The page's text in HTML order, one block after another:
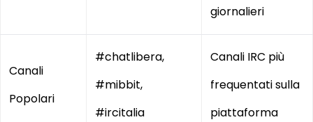
giornalieri
Canali
Popolari
#chatlibera,
#mibbit,
#ircitalia
Canali IRC più
frequentati sulla
piattaforma